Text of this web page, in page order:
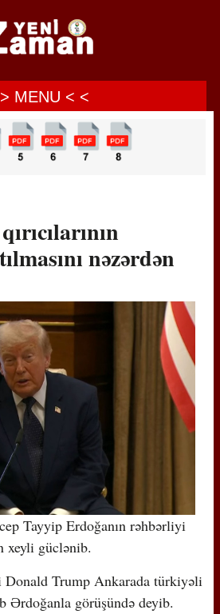
MENU < <
nəzərdən
Tayyip Erdoğanın rəhbərliyi
xeyli güclənib.
Trump Ankarada türkiyəli
Ərdoğanla görüşündə deyib.